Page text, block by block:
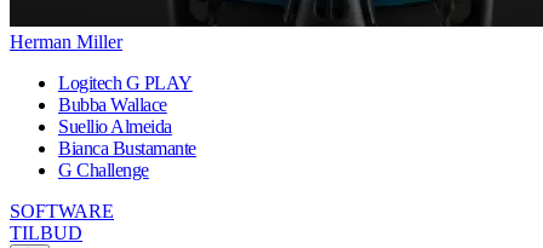
Herman Miller
Logitech G PLAY
Bubba Wallace
Suellio Almeida
Bianca Bustamante
G Challenge
SOFTWARE
TILBUD